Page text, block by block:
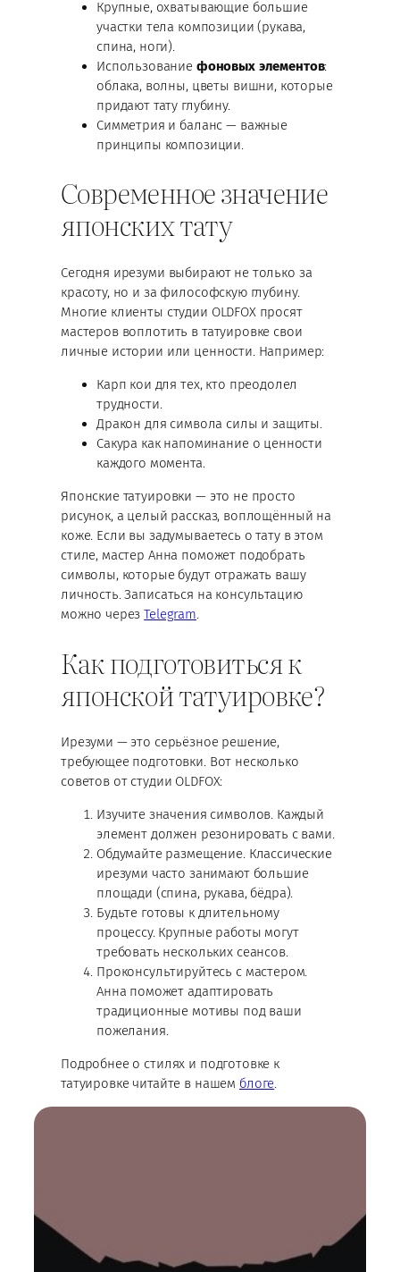
Крупные, охватывающие большие
участки тела композиции (рукава,
спина, ноги).
Использование фоновых элементов:
облака, волны, цветы вишни, которые
придают тату глубину.
Симметрия и баланс — важные
принципы композиции.
Современное значение
японских тату
Сегодня ирезуми выбирают не только за
красоту, но и за философскую глубину.
Многие клиенты студии OLDFOX просят
мастеров воплотить в татуировке свои
личные истории или ценности. Например:
Карп кои для тех, кто преодолел
трудности.
Дракон для символа силы и защиты.
Сакура как напоминание о ценности
каждого момента.
Японские татуировки — это не просто
рисунок, а целый рассказ, воплощённый на
коже. Если вы задумываетесь о тату в этом
стиле, мастер Анна поможет подобрать
символы, которые будут отражать вашу
личность. Записаться на консультацию
можно черезTelegram.
Как подготовиться к
японской татуировке?
Ирезуми — это серьёзное решение,
требующее подготовки. Вот несколько
советов от студии OLDFOX:
Изучите значения символов. Каждый
элемент должен резонировать с вами.
Обдумайте размещение. Классические
ирезуми часто занимают большие
площади (спина, рукава, бёдра).
Будьте готовы к длительному
процессу. Крупные работы могут
требовать нескольких сеансов.
Проконсультируйтесь с мастером.
Анна поможет адаптировать
традиционные мотивы под ваши
пожелания.
Подробнее о стилях и подготовке к
татуировке читайте в нашем блоге.